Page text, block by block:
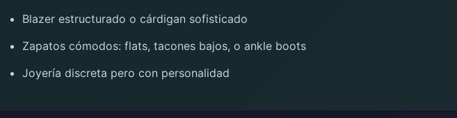
Blazer estructurado o cárdigan sofisticado
Zapatos cómodos: flats, tacones bajos, o ankle boots
Joyería discreta pero con personalidad